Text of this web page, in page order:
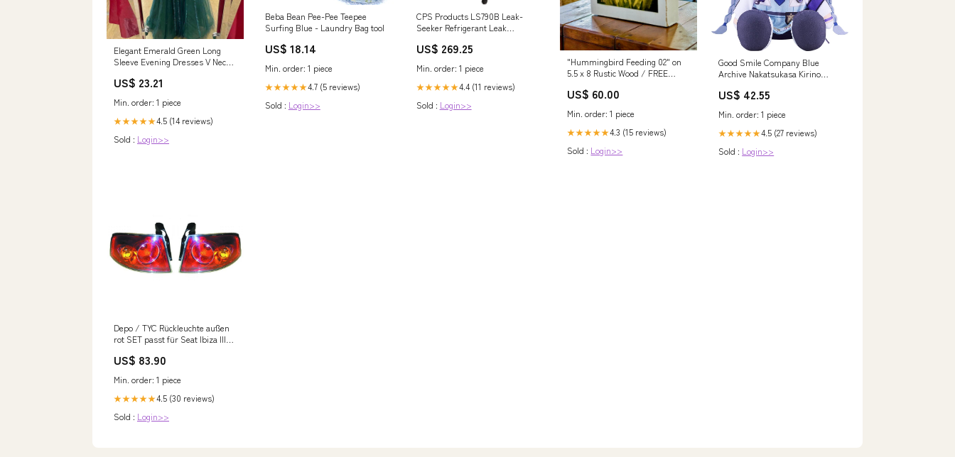
Elegant Emerald Green Long
Sleeve Evening Dresses V Neck
US$ 23.21
Min. order: 1 piece
★★★★★4.5 (14 reviews)
Sold : Login>>
Beba Bean Pee-Pee Teepee
Surfing Blue - Laundry Bag tool
US$ 18.14
Min. order: 1 piece
★★★★★4.7 (5 reviews)
Sold : Login>>
CPS Products LS790B Leak-
Seeker Refrigerant Leak
Grinders
US$ 269.25
Min. order: 1 piece
★★★★★4.4 (11 reviews)
Sold : Login>>
"Hummingbird Feeding 02" on
5.5 x 8 Rustic Wood / FREE
US$ 60.00
Min. order: 1 piece
★★★★★4.3 (15 reviews)
Sold : Login>>
Good Smile Company Blue
Archive Nakatsukasa Kirino
US$ 42.55
Min. order: 1 piece
★★★★★4.5 (27 reviews)
Sold : Login>>
Depo / TYC Rückleuchte außen
rot SET passt für Seat Ibiza III
US$ 83.90
Min. order: 1 piece
★★★★★4.5 (30 reviews)
Sold : Login>>